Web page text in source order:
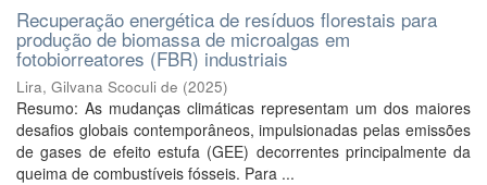
Recuperação energética de resíduos florestais para
produção de biomassa de microalgas em
fotobiorreatores (FBR) industriais
Lira, Gilvana Scoculi de (2025)
Resumo: As mudanças climáticas representam um dos maiores
desafios globais contemporâneos, impulsionadas pelas emissões
de gases de efeito estufa (GEE) decorrentes principalmente da
queima de combustíveis fósseis. Para ...